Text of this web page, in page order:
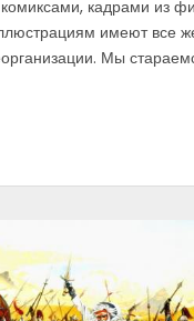
кадрами из
имеют все
Мы